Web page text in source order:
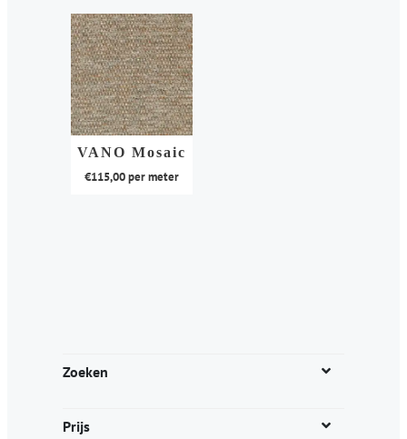
Zoeken
Prijs
VANO Mosaic
€115,00per meter
kan
op